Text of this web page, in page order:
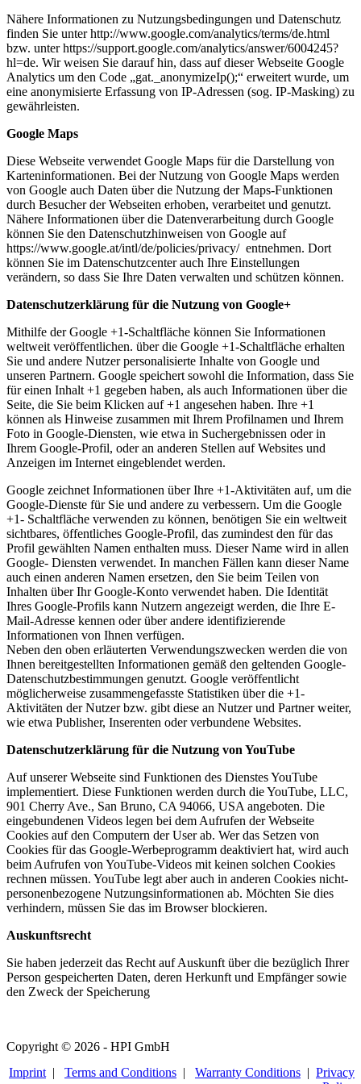
Nähere Informationen zu Nutzungsbedingungen und Datenschutz
finden Sie unter http://www.google.com/analytics/terms/de.html
bzw. unter https://support.google.com/analytics/answer/6004245?
hl=de. Wir weisen Sie darauf hin, dass auf dieser Webseite Google
Analytics um den Code „gat._anonymizeIp();“ erweitert wurde, um
eine anonymisierte Erfassung von IP-Adressen (sog. IP-Masking) zu
gewährleisten.
Google Maps
Diese Webseite verwendet Google Maps für die Darstellung von
Karteninformationen. Bei der Nutzung von Google Maps werden
von Google auch Daten über die Nutzung der Maps-Funktionen
durch Besucher der Webseiten erhoben, verarbeitet und genutzt.
Nähere Informationen über die Datenverarbeitung durch Google
können Sie den Datenschutzhinweisen von Google auf
https://www.google.at/intl/de/policies/privacy/ entnehmen. Dort
können Sie im Datenschutzcenter auch Ihre Einstellungen
verändern, so dass Sie Ihre Daten verwalten und schützen können.
Datenschutzerklärung für die Nutzung von Google+
Mithilfe der Google +1-Schaltfläche können Sie Informationen
weltweit veröffentlichen. über die Google +1-Schaltfläche erhalten
Sie und andere Nutzer personalisierte Inhalte von Google und
unseren Partnern. Google speichert sowohl die Information, dass Sie
für einen Inhalt +1 gegeben haben, als auch Informationen über die
Seite, die Sie beim Klicken auf +1 angesehen haben. Ihre +1
können als Hinweise zusammen mit Ihrem Profilnamen und Ihrem
Foto in Google-Diensten, wie etwa in Suchergebnissen oder in
Ihrem Google-Profil, oder an anderen Stellen auf Websites und
Anzeigen im Internet eingeblendet werden.
Google zeichnet Informationen über Ihre +1-Aktivitäten auf, um die
Google-Dienste für Sie und andere zu verbessern. Um die Google
+1- Schaltfläche verwenden zu können, benötigen Sie ein weltweit
sichtbares, öffentliches Google-Profil, das zumindest den für das
Profil gewählten Namen enthalten muss. Dieser Name wird in allen
Google- Diensten verwendet. In manchen Fällen kann dieser Name
auch einen anderen Namen ersetzen, den Sie beim Teilen von
Inhalten über Ihr Google-Konto verwendet haben. Die Identität
Ihres Google-Profils kann Nutzern angezeigt werden, die Ihre E-
Mail-Adresse kennen oder über andere identifizierende
Informationen von Ihnen verfügen.
Neben den oben erläuterten Verwendungszwecken werden die von
Ihnen bereitgestellten Informationen gemäß den geltenden Google-
Datenschutzbestimmungen genutzt. Google veröffentlicht
möglicherweise zusammengefasste Statistiken über die +1-
Aktivitäten der Nutzer bzw. gibt diese an Nutzer und Partner weiter,
wie etwa Publisher, Inserenten oder verbundene Websites.
Datenschutzerklärung für die Nutzung von YouTube
Auf unserer Webseite sind Funktionen des Dienstes YouTube
implementiert. Diese Funktionen werden durch die YouTube, LLC,
901 Cherry Ave., San Bruno, CA 94066, USA angeboten. Die
eingebundenen Videos legen bei dem Aufrufen der Webseite
Cookies auf den Computern der User ab. Wer das Setzen von
Cookies für das Google-Werbeprogramm deaktiviert hat, wird auch
beim Aufrufen von YouTube-Videos mit keinen solchen Cookies
rechnen müssen. YouTube legt aber auch in anderen Cookies nicht-
personenbezogene Nutzungsinformationen ab. Möchten Sie dies
verhindern, müssen Sie das im Browser blockieren.
Auskunftsrecht
Sie haben jederzeit das Recht auf Auskunft über die bezüglich Ihrer
Person gespeicherten Daten, deren Herkunft und Empfänger sowie
den Zweck der Speicherung
Copyright © 2026 - HPI GmbH
Imprint | Terms and Conditions | Warranty Conditions | Privacy